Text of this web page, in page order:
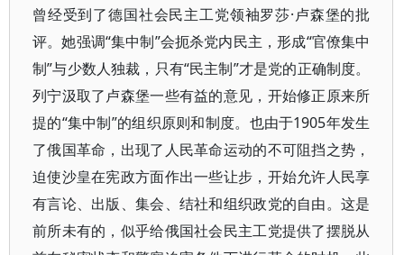
曾经受到了德国社会民主工党领袖罗莎·卢森堡的批
评。她强调“集中制”会扼杀党内民主，形成“官僚集中
制”与少数人独裁，只有“民主制”才是党的正确制度。
列宁汲取了卢森堡一些有益的意见，开始修正原来所
提的“集中制”的组织原则和制度。也由于1905年发生
了俄国革命，出现了人民革命运动的不可阻挡之势，
迫使沙皇在宪政方面作出一些让步，开始允许人民享
有言论、出版、集会、结社和组织政党的自由。这是
前所未有的，似乎给俄国社会民主工党提供了摆脱从